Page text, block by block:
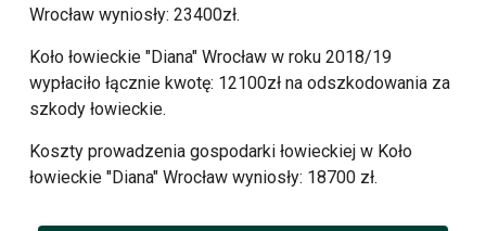
Wrocław wyniosły: 23400zł.
Koło łowieckie "Diana" Wrocław w roku 2018/19
wypłaciło łącznie kwotę: 12100zł na odszkodowania za
szkody łowieckie.
Koszty prowadzenia gospodarki łowieckiej w Koło
łowieckie "Diana" Wrocław wyniosły: 18700 zł.